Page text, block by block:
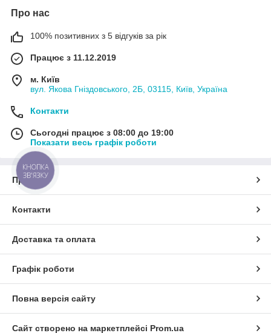
Про нас
100% позитивних з 5 відгуків за рік
Працює з 11.12.2019
м. Київ
вул. Якова Гніздовського, 2Б, 03115, Київ, Україна
Контакти
Сьогодні працює з 08:00 до 19:00
Показати весь графік роботи
Про нас
Контакти
Доставка та оплата
Графік роботи
Повна версія сайту
Сайт створено на маркетплейсі Prom.ua
КНОПКА
ЗВ'ЯЗКУ